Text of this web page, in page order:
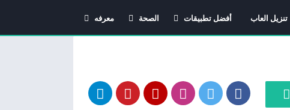
تنزيل العاب
أفضل تطبيقات
اندرويد
الصحة
دليل الأدوية
معرفه
معاني الاسماء